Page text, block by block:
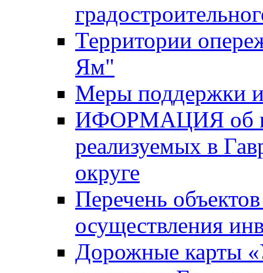
Территории
Ям"
Меры поддержки
ИФОРМАЦИЯ об
реализуемых в
округе
Перечень
осуществления
Дорожные карты